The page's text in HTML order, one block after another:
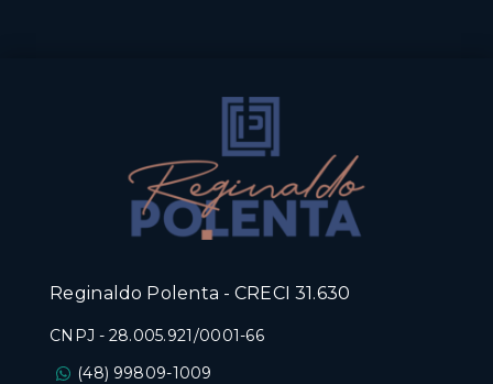
Reginaldo Polenta - CRECI 31.630
CNPJ - 28.005.921/0001-66
(48) 99809-1009